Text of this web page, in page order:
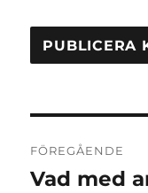
FÖREGÅENDE
Föregående
Vad med